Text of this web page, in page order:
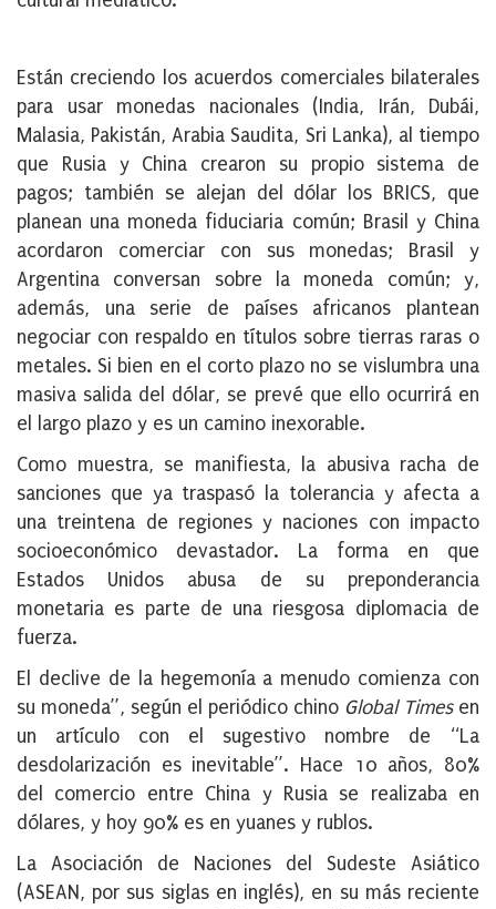
Están creciendo los acuerdos comerciales bilaterales
para usar monedas nacionales (India, Irán, Dubái,
Malasia, Pakistán, Arabia Saudita, Sri Lanka), al tiempo
que Rusia y China crearon su propio sistema de
pagos; también se alejan del dólar los BRICS, que
planean una moneda fiduciaria común; Brasil y China
acordaron comerciar con sus monedas; Brasil y
Argentina conversan sobre la moneda común; y,
además, una serie de países africanos plantean
negociar con respaldo en títulos sobre tierras raras o
metales. Si bien en el corto plazo no se vislumbra una
masiva salida del dólar, se prevé que ello ocurrirá en
el largo plazo y es un camino inexorable.
Como muestra, se manifiesta, la abusiva racha de
sanciones que ya traspasó la tolerancia y afecta a
una treintena de regiones y naciones con impacto
socioeconómico devastador. La forma en que
Estados Unidos abusa de su preponderancia
monetaria es parte de una riesgosa diplomacia de
fuerza.
El declive de la hegemonía a menudo comienza con
su moneda”, según el periódico chino Global Timesen
un artículo con el sugestivo nombre de “La
desdolarización es inevitable”. Hace 10 años, 80%
del comercio entre China y Rusia se realizaba en
dólares, y hoy 90% es en yuanes y rublos.
La Asociación de Naciones del Sudeste Asiático
(ASEAN, por sus siglas en inglés), en su más reciente